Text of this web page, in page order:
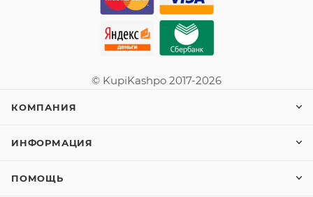
© KupiKashpo 2017-2026
КОМПАНИЯ
ИНФОРМАЦИЯ
ПОМОЩЬ